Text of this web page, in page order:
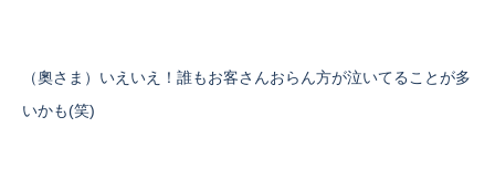
（奧さま）いえいえ！誰もお客さんおらん方が泣いてることが多
いかも(笑)